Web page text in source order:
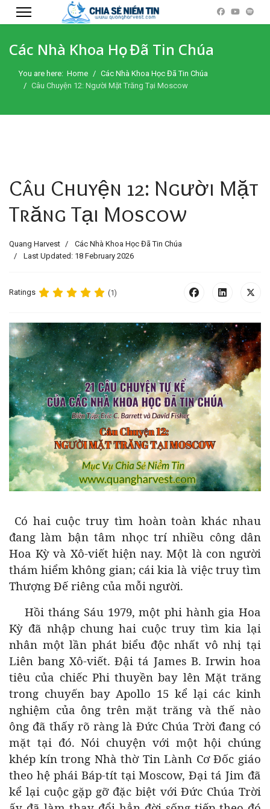
Các Nhà Khoa Học Đã Tin Chúa
You are here: Home
Các Nhà Khoa Học Đã Tin Chúa
Câu Chuyện 12: Người Mặt Trăng Tại Moscow
Câu Chuyện 12: Người Mặt
Trăng Tại Moscow
Quang Harvest
Các Nhà Khoa Học Đã Tin Chúa
Last Updated: 18 February 2026
Ratings (1)
Có hai cuộc truy tìm hoàn toàn khác nhau
đang làm bận tâm nhọc trí nhiều công dân
Hoa Kỳ và Xô-viết hiện nay. Một là con người
thám hiểm không gian; cái kia là việc truy tìm
Thượng Đế riêng của mỗi người.
Hồi tháng Sáu 1979, một phi hành gia Hoa
Kỳ đã nhập chung hai cuộc truy tìm kia lại
nhân một lần phát biểu độc nhất vô nhị tại
Liên bang Xô-viết. Đậi tá James B. Irwin hoa
tiêu của chiếc Phi thuyền bay lên Mặt trăng
trong chuyến bay Apollo 15 kể lại các kinh
nghiệm của ông trên mặt trăng và thế nào
ông đã thấy rõ ràng là Đức Chúa Trời đang có
mặt tại đó. Nói chuyện với một hội chúng
khép kín trong Nhà thờ Tin Lành Cơ Đốc giáo
theo hệ phái Báp-tít tại Moscow, Đại tá Jim đã
kể lại cuộc gặp gỡ đặc biệt với Đức Chúa Trời